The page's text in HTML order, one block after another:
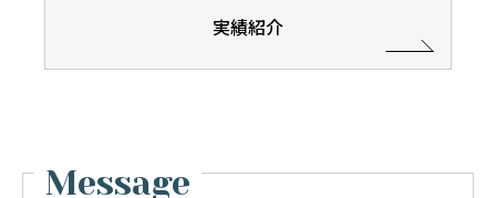
実績紹介
Message